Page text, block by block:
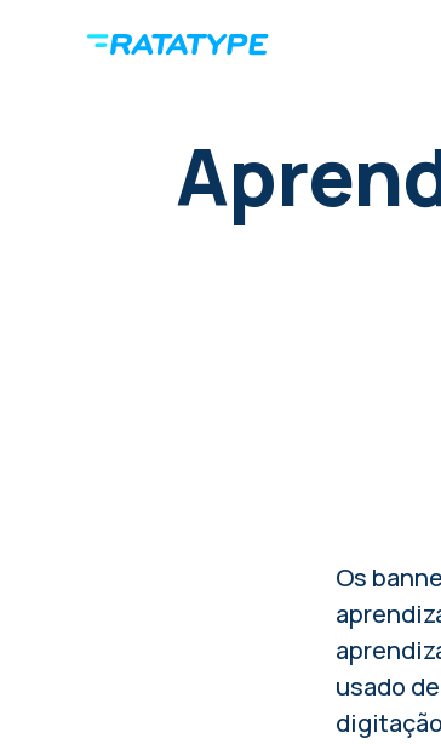
Os
usado
digitação